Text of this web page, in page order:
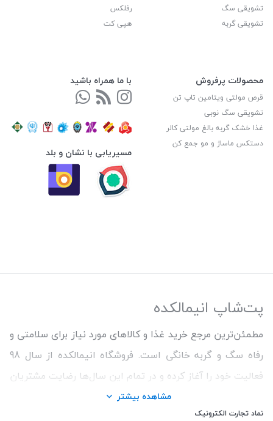
تشویقی سگ
تشویقی گربه
رفلکس
هپی کت
محصولات پرفروش
قرص مولتی ویتامین تاپ تن
تشویقی سگ نوبی
غذا خشک گربه بالغ مولتی کالر
دستکس ماساژ و مو جمع کن
با ما همراه باشید
مسیریابی با نشان و بلد
پت‌شاپ انیمالکده
مطمئن‌ترین مرجع خرید غذا و کالاهای مورد نیاز برای سلامتی و
رفاه سگ و گربه خانگی است. فروشگاه انیمالکده از سال 98
فعالیت خود را آغاز کرده و در تمام این سال‌ها رضایت مشتریان
و ارائه محصولات اورجینال و با کیفیت برای حفظ سلامتی
حیوانات را اولویت کار خود قرار داده است. ما همواره سعی
مشاهده بیشتر
نماد تجارت الکترونیک